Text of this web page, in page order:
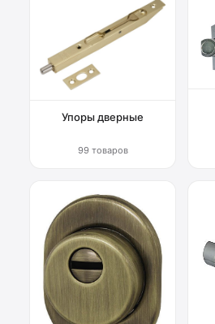
Упоры дверные
99 товаров